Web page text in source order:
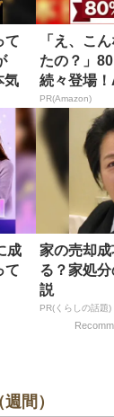
て
気
「え、こ
たの？」
続々登場
が...
PR(Amazon)
成
て
家の売却
る？家処
説
PR(くらしの話題)
間）